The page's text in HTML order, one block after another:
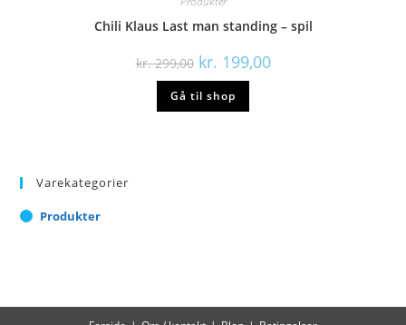
Chili Klaus Last man standing – spil
kr.299,00 Den
oprindelige
pris
var:
kr. 299,00.
kr. 199,00Den
aktuelle
Gå til shop
Varekategorier
Produkter